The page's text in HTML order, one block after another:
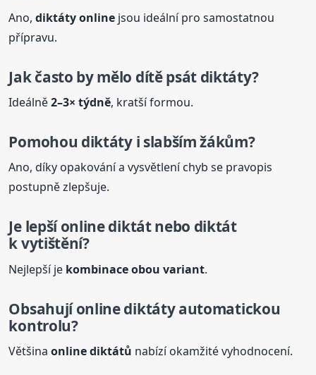
Ano,diktátyonline jsou ideální pro samostatnou
přípravu.
Jak často by mělo dítě psát diktáty?
Ideálně2–3× týdně, kratší formou.
Pomohou diktátyi slabším žákům?
Ano, díky opakování a vysvětlení chyb se pravopis
postupně zlepšuje.
Je lepší online diktát nebo diktát
k vytištění?
Nejlepší je kombinace obou variant.
Obsahují onlinediktátyautomatickou
kontrolu?
Většinaonline diktátů nabízí okamžité vyhodnocení.